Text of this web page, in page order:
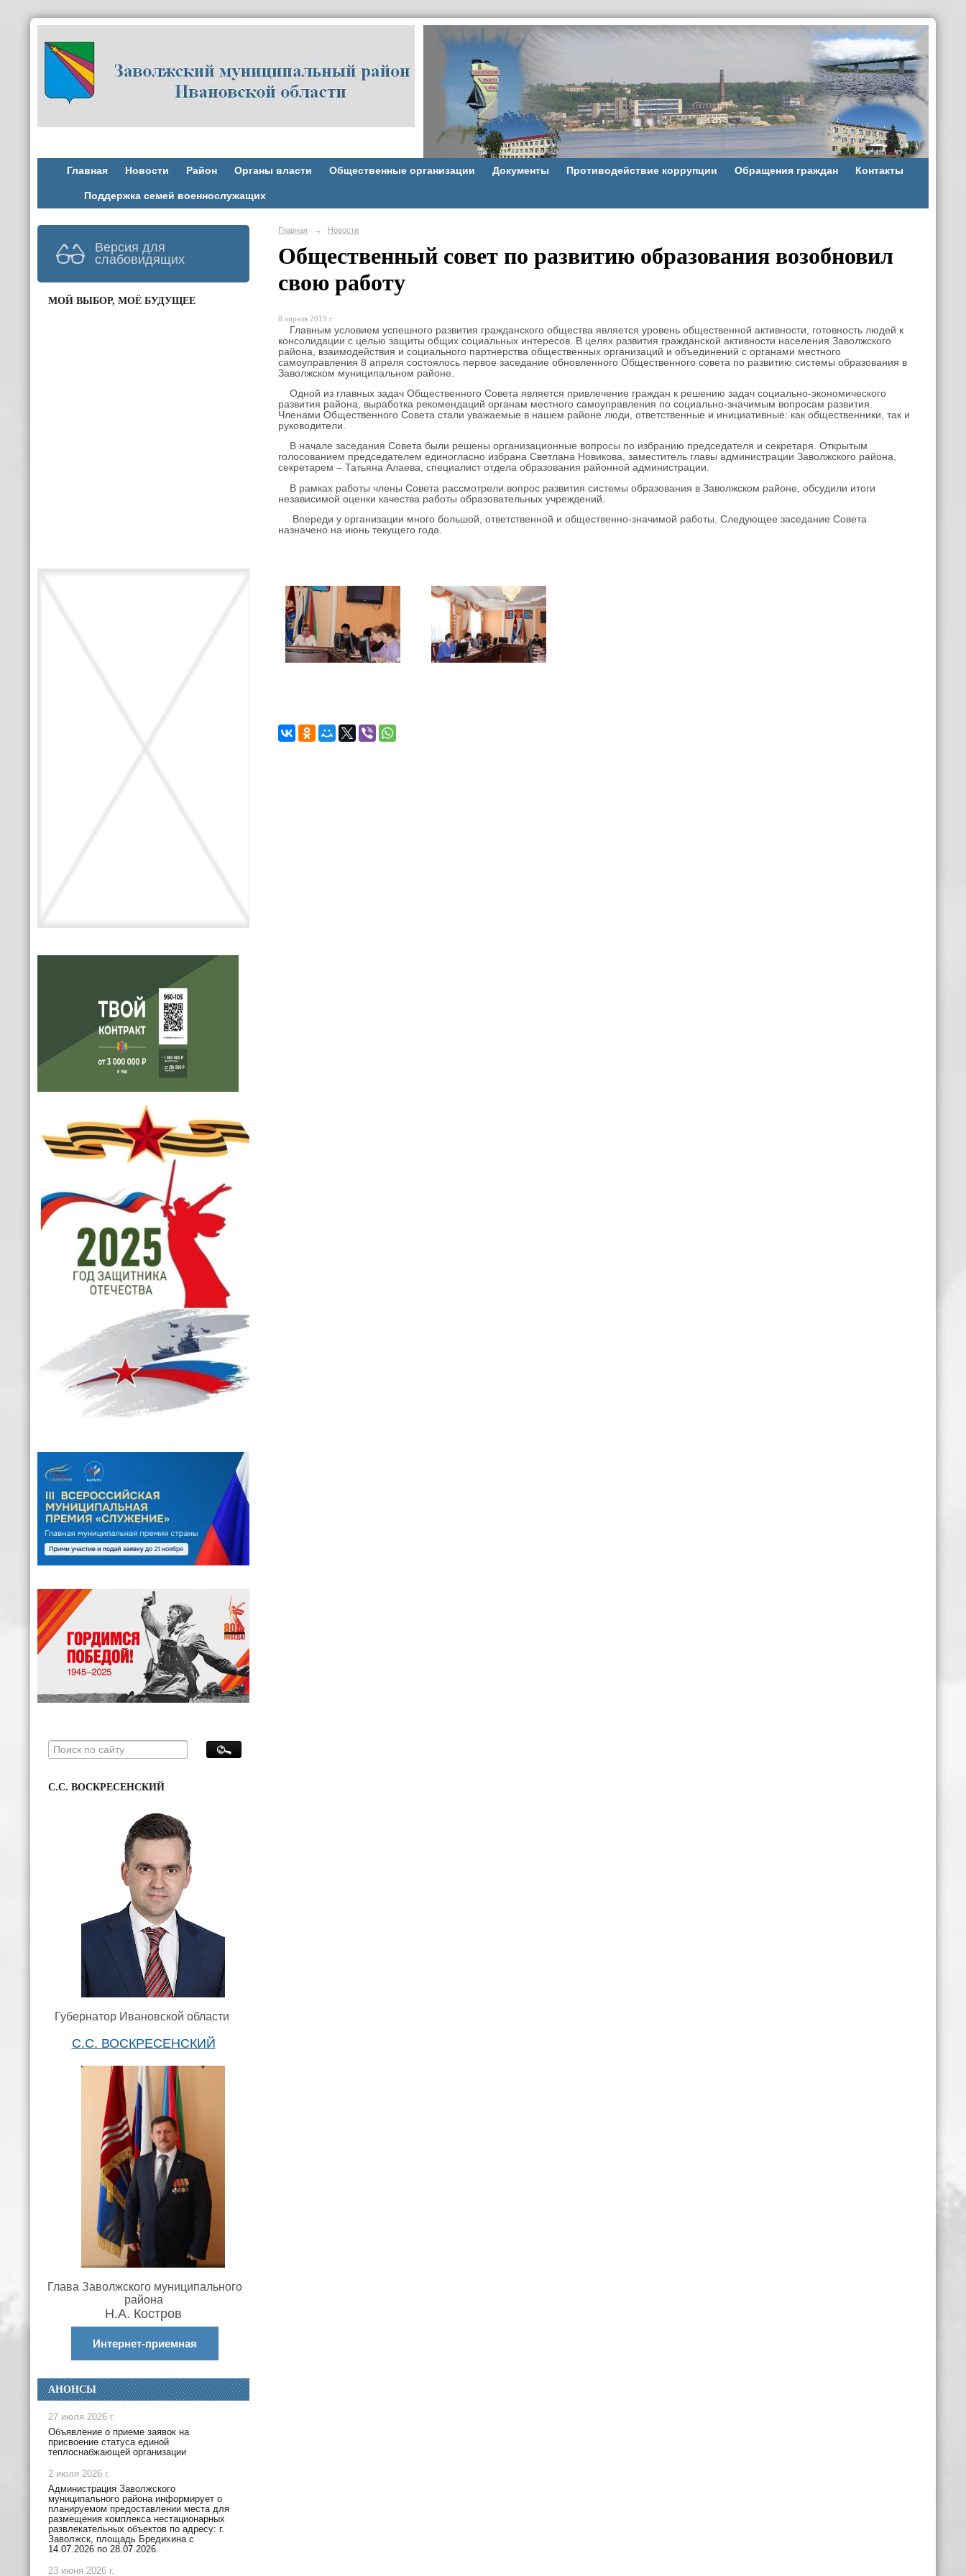
Главная Новости Район Органы власти Общественные организации Документы Противодействие коррупции Обращения граждан Контакты
Поддержка семей военнослужащих
Версия для
слабовидящих
МОЙ ВЫБОР, МОЁ БУДУЩЕЕ
С.С. ВОСКРЕСЕНСКИЙ
Губернатор Ивановской области
С.С. ВОСКРЕСЕНСКИЙ
Глава Заволжского муниципального
района
Н.А. Костров
Интернет-приемная
АНОНСЫ
27 июля 2026 г.
Объявление о приеме заявок на
присвоение статуса единой
теплоснабжающей организации
2 июля 2026 г.
Администрация Заволжского
муниципального района информирует о
планируемом предоставлении места для
размещения комплекса нестационарных
развлекательных объектов по адресу: г.
Заволжск, площадь Бредихина с
14.07.2026 по 28.07.2026.
23 июня 2026 г.
Главная → Новости
Общественный совет по развитию образования возобновил
свою работу
8 апреля 2019 г.
Главным условием успешного развития гражданского общества является уровень общественной активности, готовность людей к
консолидации с целью защиты общих социальных интересов. В целях развития гражданской активности населения Заволжского
района, взаимодействия и социального партнерства общественных организаций и объединений с органами местного
самоуправления 8 апреля состоялось первое заседание обновленного Общественного совета по развитию системы образования в
Заволжском муниципальном районе.
Одной из главных задач Общественного Совета является привлечение граждан к решению задач социально-экономического
развития района, выработка рекомендаций органам местного самоуправления по социально-значимым вопросам развития.
Членами Общественного Совета стали уважаемые в нашем районе люди, ответственные и инициативные: как общественники, так и
руководители.
В начале заседания Совета были решены организационные вопросы по избранию председателя и секретаря. Открытым
голосованием председателем единогласно избрана Светлана Новикова, заместитель главы администрации Заволжского района,
секретарем – Татьяна Алаева, специалист отдела образования районной администрации.
В рамках работы члены Совета рассмотрели вопрос развития системы образования в Заволжском районе, обсудили итоги
независимой оценки качества работы образовательных учреждений.
Впереди у организации много большой, ответственной и общественно-значимой работы. Следующее заседание Совета
назначено на июнь текущего года.